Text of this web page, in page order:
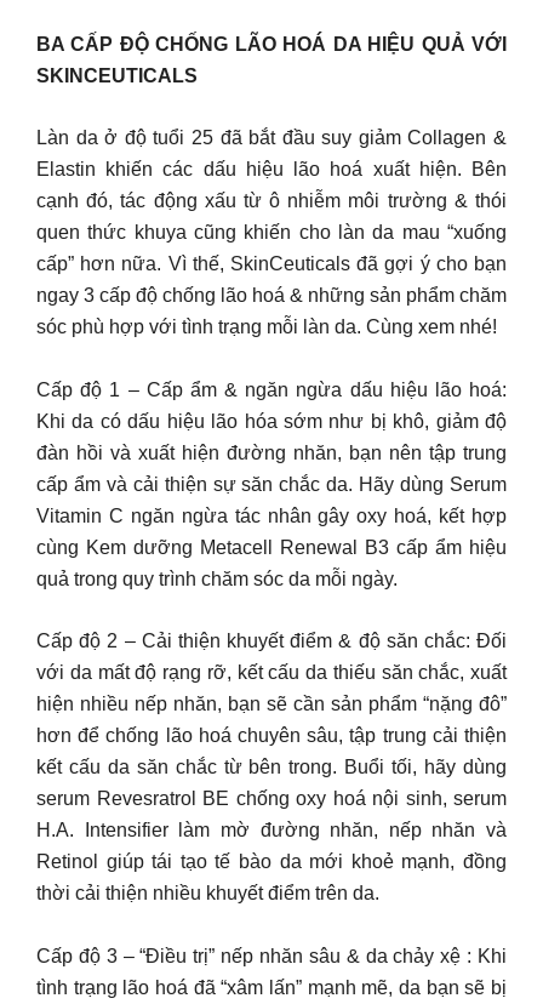
BA CẤP ĐỘ CHỐNG LÃO HOÁ DA HIỆU QUẢ VỚI
SKINCEUTICALS
Làn da ở độ tuổi 25 đã bắt đầu suy giảm Collagen &
Elastin khiến các dấu hiệu lão hoá xuất hiện. Bên
cạnh đó, tác động xấu từ ô nhiễm môi trường & thói
quen thức khuya cũng khiến cho làn da mau “xuống
cấp” hơn nữa. Vì thế, SkinCeuticals đã gợi ý cho bạn
ngay 3 cấp độ chống lão hoá & những sản phẩm chăm
sóc phù hợp với tình trạng mỗi làn da. Cùng xem nhé!
Cấp độ 1 – Cấp ẩm & ngăn ngừa dấu hiệu lão hoá:
Khi da có dấu hiệu lão hóa sớm như bị khô, giảm độ
đàn hồi và xuất hiện đường nhăn, bạn nên tập trung
cấp ẩm và cải thiện sự săn chắc da. Hãy dùng Serum
Vitamin C ngăn ngừa tác nhân gây oxy hoá, kết hợp
cùng Kem dưỡng Metacell Renewal B3 cấp ẩm hiệu
quả trong quy trình chăm sóc da mỗi ngày.
Cấp độ 2 – Cải thiện khuyết điểm & độ săn chắc: Đối
với da mất độ rạng rỡ, kết cấu da thiếu săn chắc, xuất
hiện nhiều nếp nhăn, bạn sẽ cần sản phẩm “nặng đô”
hơn để chống lão hoá chuyên sâu, tập trung cải thiện
kết cấu da săn chắc từ bên trong. Buổi tối, hãy dùng
serum Revesratrol BE chống oxy hoá nội sinh, serum
H.A. Intensifier làm mờ đường nhăn, nếp nhăn và
Retinol giúp tái tạo tế bào da mới khoẻ mạnh, đồng
thời cải thiện nhiều khuyết điểm trên da.
Cấp độ 3 – “Điều trị” nếp nhăn sâu & da chảy xệ : Khi
tình trạng lão hoá đã “xâm lấn” mạnh mẽ, da bạn sẽ bị